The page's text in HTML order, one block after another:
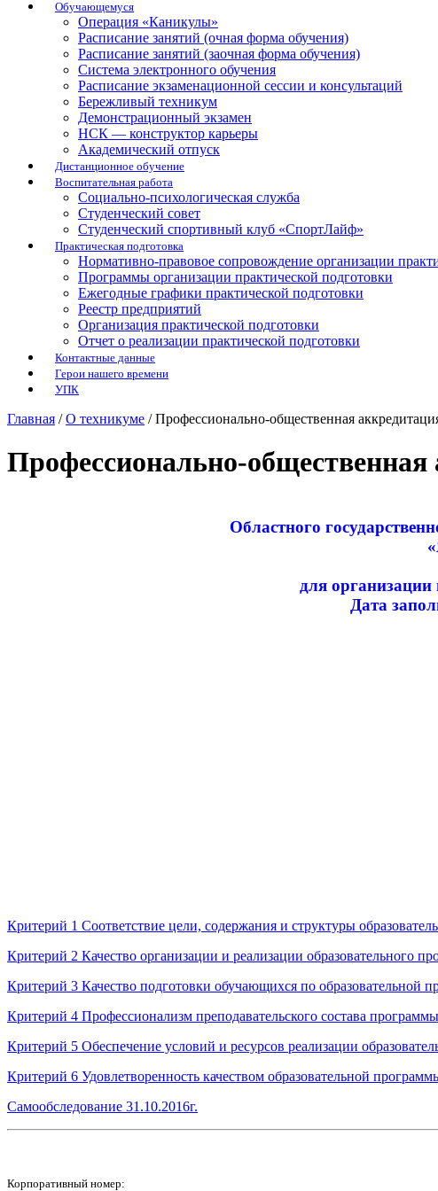
Обучающемуся
Операция «Каникулы»
Расписание занятий (очная форма обучения)
Расписание занятий (заочная форма обучения)
Система электронного обучения
Расписание экзаменационной сессии и консультаций
Бережливый техникум
Демонстрационный экзамен
НСК — конструктор карьеры
Академический отпуск
Дистанционное обучение
Воспитательная работа
Социально-психологическая служба
Студенческий совет
Студенческий спортивный клуб «СпортЛайф»
Практическая подготовка
Нормативно-правовое сопровождение организации
Программы организации практической подготовки
Ежегодные графики практической подготовки
Реестр предприятий
Организация практической подготовки
Отчет о реализации практической подготовки
Контактные данные
Герои нашего времени
УПК
Главная /О техникуме / Профессионально-общественная
Профессионально-общественная
Областного
для организации
Дата
Критерий 1 Соответствие цели, содержания и структуры
Критерий 2 Качество организации и реализации образовательного
Критерий 3 Качество подготовки обучающихся по образовательной
Критерий 4 Профессионализм преподавательского состава программы
Критерий 5 Обеспечение условий и ресурсов реализации
Критерий 6 Удовлетворенность качеством образовательной
Самообследование 31.10.2016г.
Корпоративный номер: